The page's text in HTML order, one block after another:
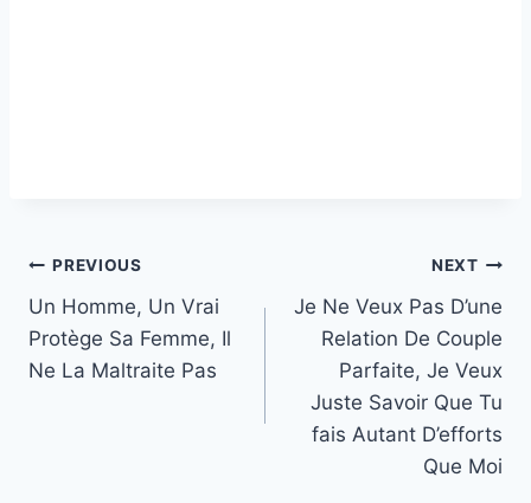
Post
navigation
PREVIOUS
Un Homme, Un Vrai
Protège Sa Femme, Il
Ne La Maltraite Pas
NEXT
Je Ne Veux Pas D’une
Relation De Couple
Parfaite, Je Veux
Juste Savoir Que Tu
fais Autant D’efforts
Que Moi